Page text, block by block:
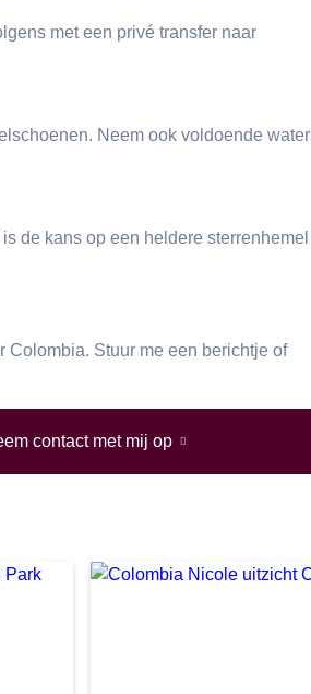
met een privé transfer naar
Neem ook voldoende water
de kans op een heldere sterrenhemel
Colombia. Stuur me een berichtje of
contact met mij op